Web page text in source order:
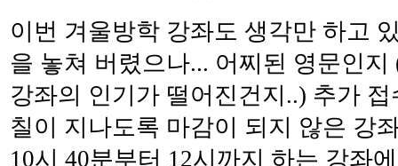
이번 겨울방학 강좌도 생각만 하고
을 놓쳐 버렸으나... 어찌된 영문인
강좌의 인기가 떨어진건지..) 추가
칠이 지나도록 마감이 되지 않은 강
10시 40분부터 12시까지 하는 강좌